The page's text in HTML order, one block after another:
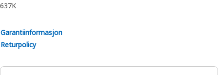
637K
Garantiinformasjon
Returpolicy